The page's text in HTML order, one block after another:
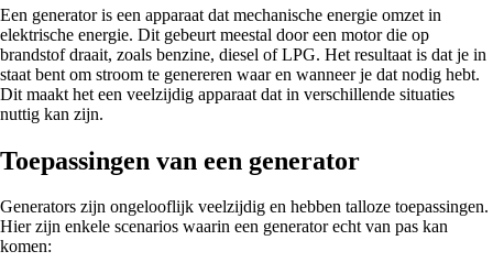
Een generator is een apparaat dat mechanische energie omzet in
elektrische energie. Dit gebeurt meestal door een motor die op
brandstof draait, zoals benzine, diesel of LPG. Het resultaat is dat je in
staat bent om stroom te genereren waar en wanneer je dat nodig hebt.
Dit maakt het een veelzijdig apparaat dat in verschillende situaties
nuttig kan zijn.
Toepassingen van een generator
Generators zijn ongelooflijk veelzijdig en hebben talloze toepassingen.
Hier zijn enkele scenarios waarin een generator echt van pas kan
komen: